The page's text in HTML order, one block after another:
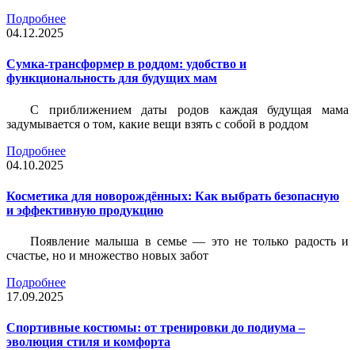
Подробнее
04.12.2025
Сумка-трансформер в роддом: удобство и
функциональность для будущих мам
С приближением даты родов каждая будущая мама
задумывается о том, какие вещи взять с собой в роддом
Подробнее
04.10.2025
Косметика для новорождённых: Как выбрать безопасную
и эффективную продукцию
Появление малыша в семье — это не только радость и
счастье, но и множество новых забот
Подробнее
17.09.2025
Спортивные костюмы: от тренировки до подиума –
эволюция стиля и комфорта